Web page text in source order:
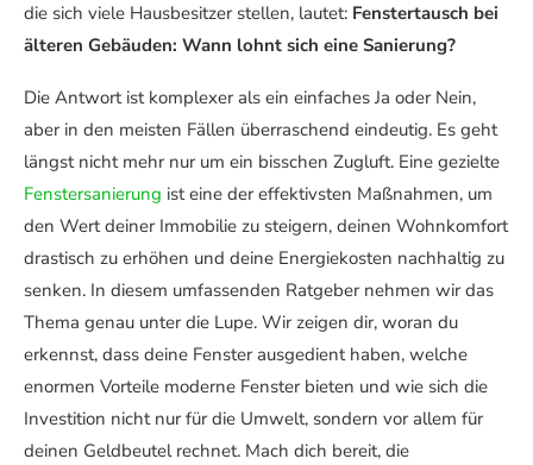
die sich viele Hausbesitzer stellen, lautet: Fenstertausch bei
älteren Gebäuden: Wann lohnt sich eine Sanierung?
Die Antwort ist komplexer als ein einfaches Ja oder Nein,
aber in den meisten Fällen überraschend eindeutig. Es geht
längst nicht mehr nur um ein bisschen Zugluft. Eine gezielte
Fenstersanierung ist eine der effektivsten Maßnahmen, um
den Wert deiner Immobilie zu steigern, deinen Wohnkomfort
drastisch zu erhöhen und deine Energiekosten nachhaltig zu
senken. In diesem umfassenden Ratgeber nehmen wir das
Thema genau unter die Lupe. Wir zeigen dir, woran du
erkennst, dass deine Fenster ausgedient haben, welche
enormen Vorteile moderne Fenster bieten und wie sich die
Investition nicht nur für die Umwelt, sondern vor allem für
deinen Geldbeutel rechnet. Mach dich bereit, die